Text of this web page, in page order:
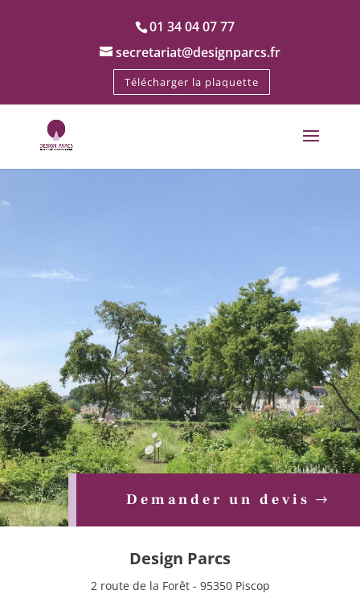
01 34 04 07 77
secretariat@designparcs.fr
Télécharger la plaquette
Demander un devis
Design Parcs
2 route de la Forêt - 95350 Piscop